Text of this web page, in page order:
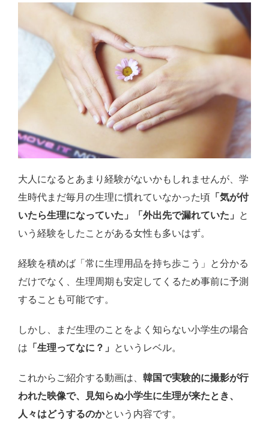
大人になるとあまり経験がないかもしれませんが、学
生時代まだ毎月の生理に慣れていなかった頃 「気が付
いたら生理になっていた」「外出先で漏れていた」
と
いう経験をしたことがある女性も多いはず。
経験を積めば「常に生理用品を持ち歩こう」と分かる
だけでなく、生理周期も安定してくるため事前に予測
することも可能です。
しかし、まだ生理のことをよく知らない小学生の場合
は 「生理ってなに？」 というレベル。
これからご紹介する動画は、 韓国で実験的に撮影が行
われた映像で、見知らぬ小学生に生理が来たとき、
人々はどうするのかという内容です。